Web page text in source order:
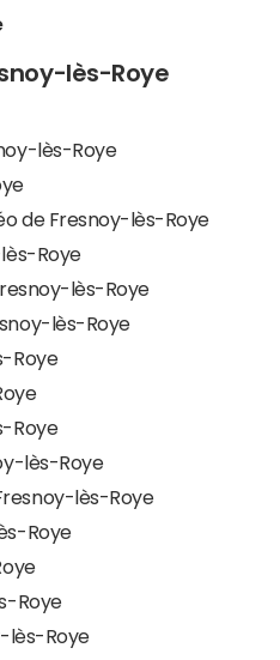
lès-Roye
lès-Roye
de Fresnoy-lès-Roye
Roye
lès-Roye
lès-Roye
Roye
Roye
lès-Roye
lès-Roye
Roye
Roye
lès-Roye